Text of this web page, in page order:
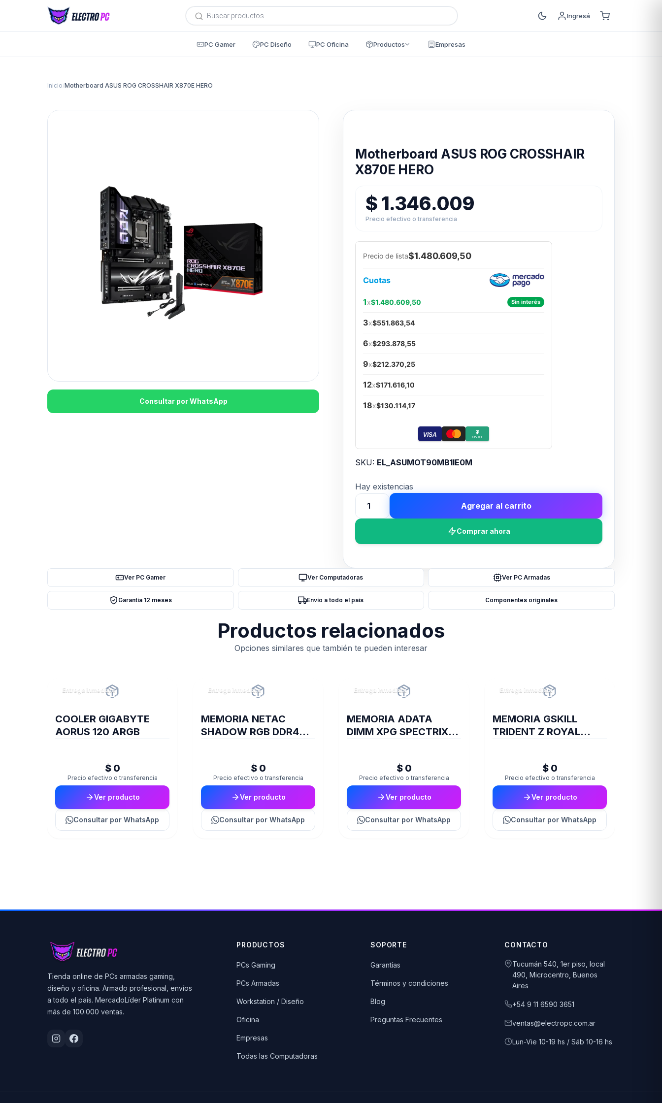
Búsqueda
de
productos
Ingresá
PC Gamer PC Diseño PC Oficina Productos Empresas
Inicio/Motherboard ASUS ROG CROSSHAIR X870E HERO
Consultar por WhatsApp
Motherboard ASUS ROG CROSSHAIR
X870E HERO
$1.346.009
Precio efectivo o transferencia
Precio de lista$1.480.609,50
Cuotas
1x$1.480.609,50 Sin interés
3x$551.863,54
6x$293.878,55
9x$212.370,25
12x$171.616,10
18x$130.114,17
VISA ₮
USDT
SKU: EL_ASUMOT90MB1IE0M
Hay existencias
Motherboard
ASUS
cantidad
Agregar al carrito
Comprar ahora
Ver PC Gamer Ver Computadoras Ver PC Armadas
Garantía 12 meses Envío a todo el país Componentes originales
Productos relacionados
Opciones similares que también te pueden interesar
Entrega inmediata
COOLER GIGABYTE
AORUS 120 ARGB
$ 0
Precio efectivo o transferencia
Ver producto
Consultar por WhatsApp
Entrega inmediata
MEMORIA NETAC
SHADOW RGB DDR4
$ 0
Precio efectivo o transferencia
Ver producto
Consultar por WhatsApp
Entrega inmediata
MEMORIA ADATA
DIMM XPG SPECTRIX
$ 0
Precio efectivo o transferencia
Ver producto
Consultar por WhatsApp
Entrega inmediata
MEMORIA GSKILL
TRIDENT Z ROYAL
$ 0
Precio efectivo o transferencia
Ver producto
Consultar por WhatsApp
Tienda online de PCs armadas gaming,
diseño y oficina. Armado profesional, envíos
a todo el país. MercadoLíder Platinum con
más de 100.000 ventas.
PRODUCTOS
PCs Gaming
PCs Armadas
Workstation / Diseño
Oficina
Empresas
Todas las Computadoras
SOPORTE
Garantías
Términos y condiciones
Blog
Preguntas Frecuentes
CONTACTO
Tucumán 540, 1er piso, local
490, Microcentro, Buenos
Aires
+54 9 11 6590 3651
ventas@electropc.com.ar
Lun-Vie 10-19 hs / Sáb 10-16 hs